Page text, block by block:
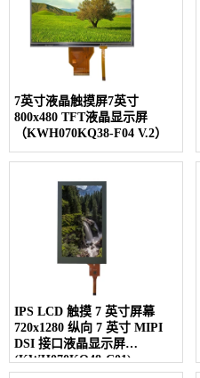
7英寸液晶触摸屏7英寸
800x480 TFT液晶显示屏
（KWH070KQ38-F04 V.2）
IPS LCD 触摸 7 英寸屏幕
720x1280 纵向 7 英寸 MIPI
DSI 接口液晶显示屏
(KWH070KQ48-C01)